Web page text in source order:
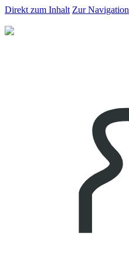
Direkt zum Inhalt Zur Navigation